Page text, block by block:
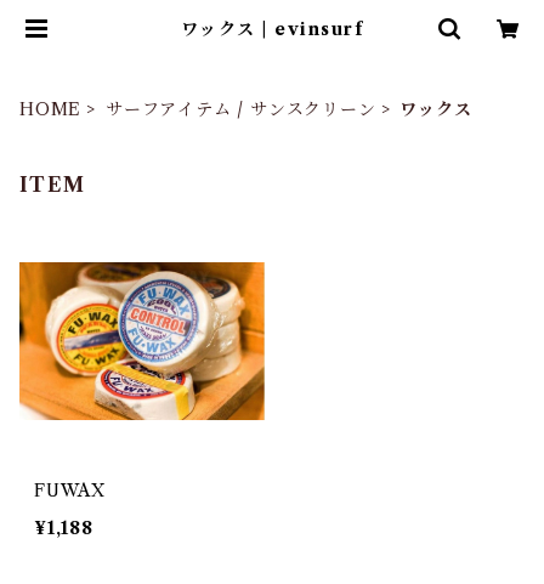
ワックス | evinsurf
HOME サーフアイテム / サンスクリーン ワックス
ITEM
FUWAX
¥1,188